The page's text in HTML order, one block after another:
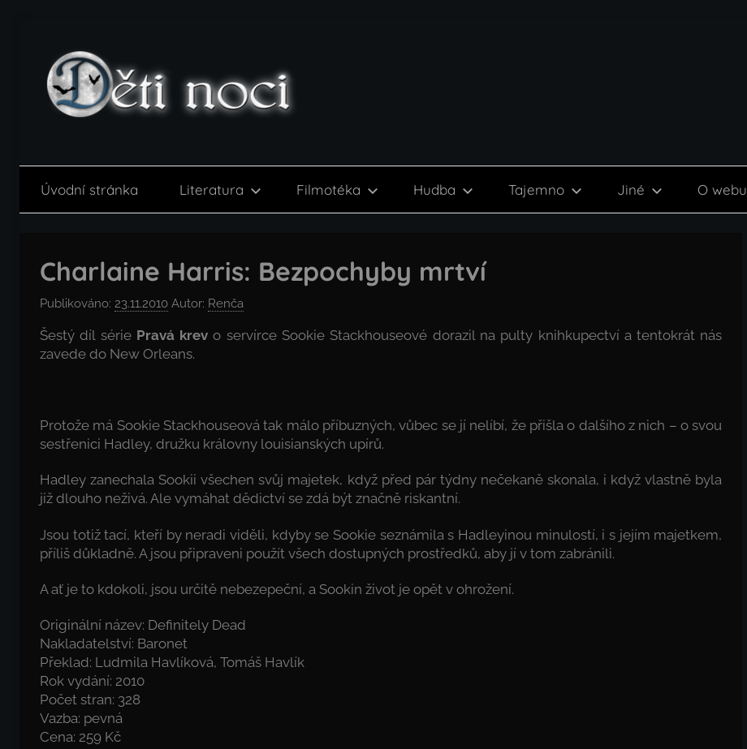
obsahu
noci
Úvodní stránka Literatura Filmotéka Hudba Tajemno Jiné O webu
Charlaine Harris: Bezpochyby mrtví
Publikováno: 23.11.2010 Autor: Renča
Šestý díl série Pravá krev o servírce Sookie Stackhouseové dorazil na pulty knihkupectví a tentokrát nás
zavede do New Orleans.
Protože má Sookie Stackhouseová tak málo příbuzných, vůbec se jí nelíbí, že přišla o dalšího z nich – o svou
sestřenici Hadley, družku královny louisianských upírů.
Hadley zanechala Sookii všechen svůj majetek, když před pár týdny nečekaně skonala, i když vlastně byla
již dlouho neživá. Ale vymáhat dědictví se zdá být značně riskantní.
Jsou totiž tací, kteří by neradi viděli, kdyby se Sookie seznámila s Hadleyinou minulostí, i s jejím majetkem,
příliš důkladně. A jsou připraveni použít všech dostupných prostředků, aby jí v tom zabránili.
A ať je to kdokoli, jsou určitě nebezepeční, a Sookin život je opět v ohrožení.
Originální název: Definitely Dead
Nakladatelství: Baronet
Překlad: Ludmila Havlíková, Tomáš Havlík
Rok vydání: 2010
Počet stran: 328
Vazba: pevná
Cena: 259 Kč